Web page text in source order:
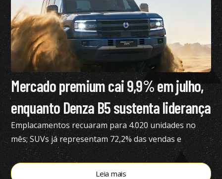
Mercado premium cai 9,9% em julho,
enquanto Denza B5 sustenta liderança
Emplacamentos recuaram para 4.020 unidades no
mês; SUVs já representam 72,2% das vendas e
modelos eletrificados respondem por 55,4% do
segmento, aponta a Bright Consulting.
Leia mais